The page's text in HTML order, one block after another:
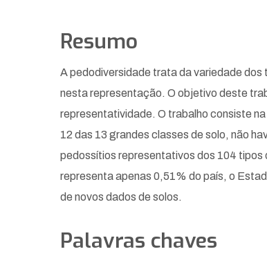
Resumo
A pedodiversidade trata da variedade dos
nesta representação. O objetivo deste
representatividade. O trabalho consiste
12 das 13 grandes classes de solo, não
pedossítios representativos dos 104 tipos
representa apenas 0,51% do país, o
de novos dados de solos.
Palavras chaves